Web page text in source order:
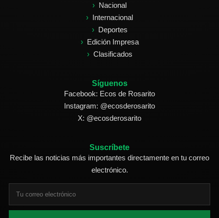
Nacional
Internacional
Deportes
Edición Impresa
Clasificados
Síguenos
Facebook: Ecos de Rosarito
Instagram: @ecosderosarito
X: @ecosderosarito
Suscríbete
Recibe las noticias más importantes directamente en tu correo
electrónico.